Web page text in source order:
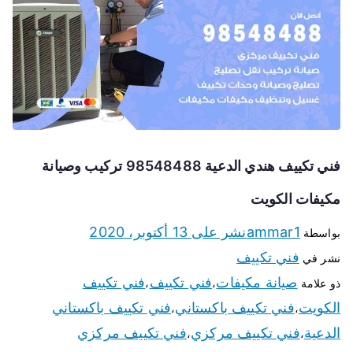
فني تكييف هندي الدعية 98548488 تركيب وصيانة
مكيفات الكويت
بواسطة ammar1نشر على 13 أكتوبر، 2020
نشر في فني تكييف
ذو علامة صيانة مكيفات،فني تكييف،فني تكييف
الكويت،فني تكييف باكستاني،فني تكييف باكستاني
الدعية،فني تكييف مركزي،فني تكييف مركزي